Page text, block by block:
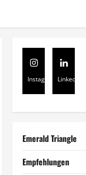
Instagram Linkedin
Emerald Triangle
Empfehlungen